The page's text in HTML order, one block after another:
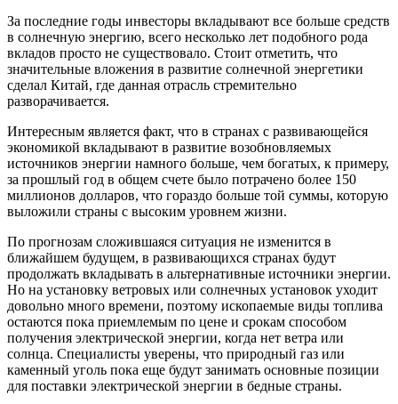
За последние годы инвесторы вкладывают все больше средств
в солнечную энергию, всего несколько лет подобного рода
вкладов просто не существовало. Стоит отметить, что
значительные вложения в развитие солнечной энергетики
сделал Китай, где данная отрасль стремительно
разворачивается.
Интересным является факт, что в странах с развивающейся
экономикой вкладывают в развитие возобновляемых
источников энергии намного больше, чем богатых, к примеру,
за прошлый год в общем счете было потрачено более 150
миллионов долларов, что гораздо больше той суммы, которую
выложили страны с высоким уровнем жизни.
По прогнозам сложившаяся ситуация не изменится в
ближайшем будущем, в развивающихся странах будут
продолжать вкладывать в альтернативные источники энергии.
Но на установку ветровых или солнечных установок уходит
довольно много времени, поэтому ископаемые виды топлива
остаются пока приемлемым по цене и срокам способом
получения электрической энергии, когда нет ветра или
солнца. Специалисты уверены, что природный газ или
каменный уголь пока еще будут занимать основные позиции
для поставки электрической энергии в бедные страны.